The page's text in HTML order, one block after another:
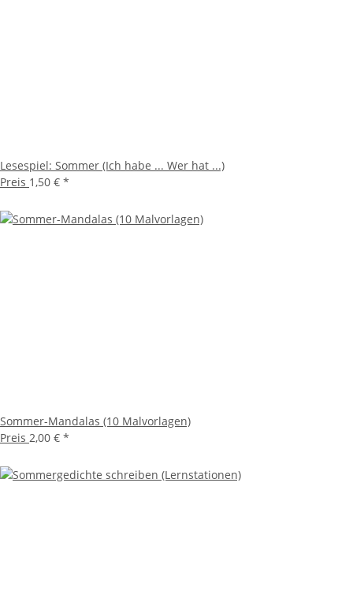
Lesespiel: Sommer (Ich habe ... Wer hat ...)
Preis 1,50 € *
Sommer-Mandalas (10 Malvorlagen)
Preis 2,00 € *